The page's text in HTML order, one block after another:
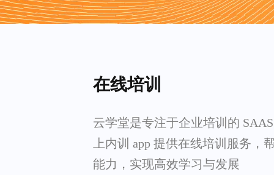
在线培训
云学堂是专注于企业培训的
上内训 app 提供在线培训服务，
能力，实现高效学习与发展